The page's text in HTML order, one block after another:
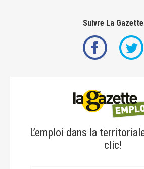
Suivre La Gazette
L’emploi dans la
clic!